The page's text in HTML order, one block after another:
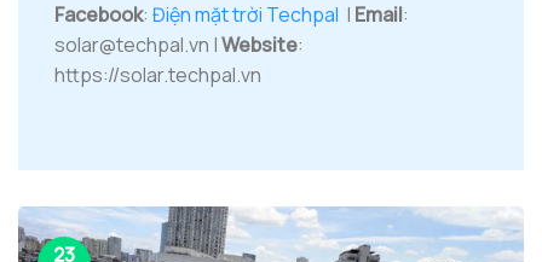
Facebook: Điện mặt trời Techpal | Email:
solar@techpal.vn |Website:
https://solar.techpal.vn
23